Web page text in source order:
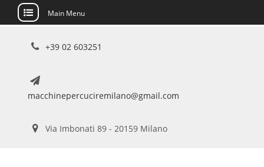
Main Menu
+39 02 603251
macchinepercuciremilano@gmail.com
Via Imbonati 89 - 20159 Milano